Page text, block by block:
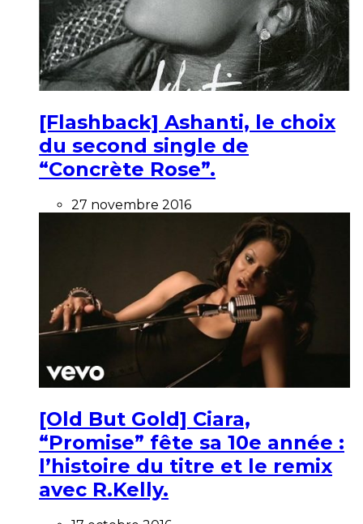
[Flashback] Ashanti, le choix
du second single de
“Concrète Rose”.
27 novembre 2016
[Old But Gold] Ciara,
“Promise” fête sa 10e année :
l’histoire du titre et le remix
avec R.Kelly.